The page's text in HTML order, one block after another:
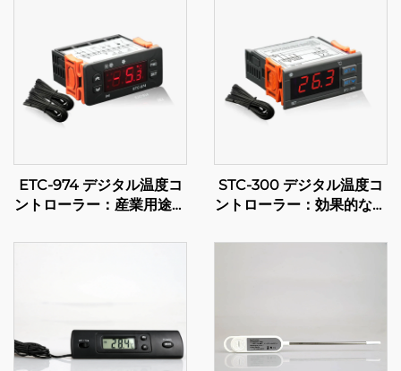
ETC-974 デジタル温度コ
ントローラー：産業用途向
御
STC-300 デジタル温度コ
ントローラー：効果的な温
性